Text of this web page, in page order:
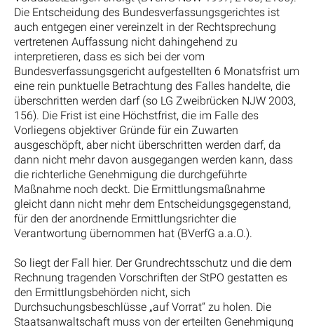
Die Entscheidung des Bundesverfassungsgerichtes ist
auch entgegen einer vereinzelt in der Rechtsprechung
vertretenen Auffassung nicht dahingehend zu
interpretieren, dass es sich bei der vom
Bundesverfassungsgericht aufgestellten 6 Monatsfrist um
eine rein punktuelle Betrachtung des Falles handelte, die
überschritten werden darf (so LG Zweibrücken NJW 2003,
156). Die Frist ist eine Höchstfrist, die im Falle des
Vorliegens objektiver Gründe für ein Zuwarten
ausgeschöpft, aber nicht überschritten werden darf, da
dann nicht mehr davon ausgegangen werden kann, dass
die richterliche Genehmigung die durchgeführte
Maßnahme noch deckt. Die Ermittlungsmaßnahme
gleicht dann nicht mehr dem Entscheidungsgegenstand,
für den der anordnende Ermittlungsrichter die
Verantwortung übernommen hat (BVerfG a.a.O.).
So liegt der Fall hier. Der Grundrechtsschutz und die dem
Rechnung tragenden Vorschriften der StPO gestatten es
den Ermittlungsbehörden nicht, sich
Durchsuchungsbeschlüsse „auf Vorrat“ zu holen. Die
Staatsanwaltschaft muss von der erteilten Genehmigung